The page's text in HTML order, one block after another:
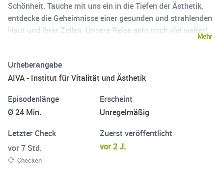
Schönheit. Tauche mit uns ein in die Tiefen der Ästhetik,
entdecke die Geheimnisse einer gesunden und strahlenden
Haut und ihrer Zellen. Unsere Reise geht noch viel weiter!
Körper, sondern auch deine Geist stärkst. Hast du dich
jemals gefragt, wie du das Strahlen deiner Haut auf das
aus Ernährung, Bewegung und Mentalität zu einem
ganzheitlichen Wohlbefinden führt? Der AIVA Podcast
beantwortet diese Fragen und bringt Experten aus den
verschiedensten Bereichen zusammen, um dir fundierte,
praxisnahe Tipps und Tricks zu liefern. Gemeinsam
erkunden wir u.a die Wissenschaft hinter Zellgesundheit
Mehr
Urheberangabe
AIVA - Institut für Vitalität und Ästhetik
Episodenlänge
Ø 24 Min.
Erscheint
Unregelmäßig
Letzter Check
vor 7 Std.
Checken
Zuerst veröffentlicht
vor 2 J.